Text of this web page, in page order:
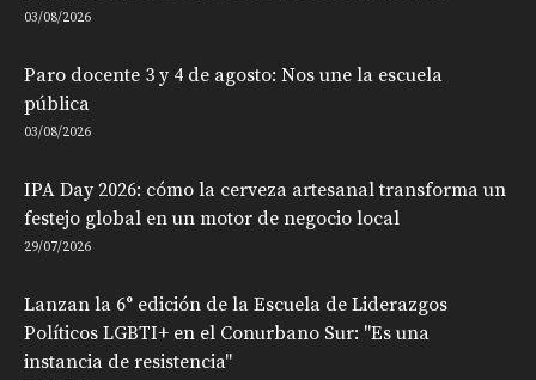
03/08/2026
Paro docente 3 y 4 de agosto: Nos une la escuela
pública
03/08/2026
IPA Day 2026: cómo la cerveza artesanal transforma un
festejo global en un motor de negocio local
29/07/2026
Lanzan la 6° edición de la Escuela de Liderazgos
Políticos LGBTI+ en el Conurbano Sur: "Es una
instancia de resistencia"